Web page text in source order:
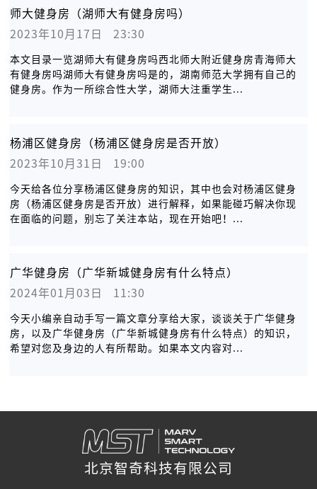
师大健身房（湖师大有健身房吗）
2023年10月17日   23:30
本文目录一览湖师大有健身房吗西北师大附近健身房青海师大
有健身房吗湖师大有健身房吗是的，湖南师范大学拥有自己的
健身房。作为一所综合性大学，湖师大注重学生...
杨浦区健身房（杨浦区健身房是否开放）
2023年10月31日   19:00
今天给各位分享杨浦区健身房的知识，其中也会对杨浦区健身
房（杨浦区健身房是否开放）进行解释，如果能碰巧解决你现
在面临的问题，别忘了关注本站，现在开始吧！...
广华健身房（广华新城健身房有什么特点）
2024年01月03日   11:30
今天小编亲自动手写一篇文章分享给大家，谈谈关于广华健身
房，以及广华健身房（广华新城健身房有什么特点）的知识，
希望对您及身边的人有所帮助。如果本文内容对...
北京智奇科技有限公司